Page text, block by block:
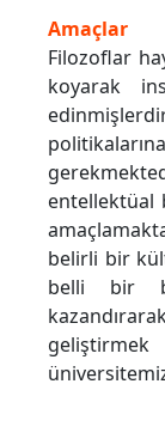
Amaçlar
Filozoflar
koyarak
entellektüal
belirli bir
belli bir